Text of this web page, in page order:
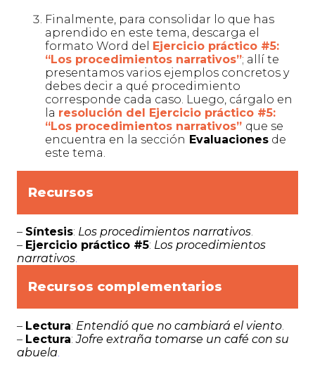
Finalmente, para consolidar lo que has
aprendido en este tema, descarga el
formato Word del Ejercicio práctico #5:
“Los procedimientos narrativos”; allí te
presentamos varios ejemplos concretos y
debes decir a qué procedimiento
corresponde cada caso. Luego, cárgalo en
la resolución del Ejercicio práctico #5:
“Los procedimientos narrativos” que se
encuentra en la sección Evaluaciones de
este tema.
Recursos
– Síntesis: Los procedimientos narrativos.
– Ejercicio práctico #5: Los procedimientos
narrativos.
Recursos complementarios
– Lectura: Entendió que no cambiará el viento.
– Lectura:Jofre extraña tomarse un café con su
abuela.